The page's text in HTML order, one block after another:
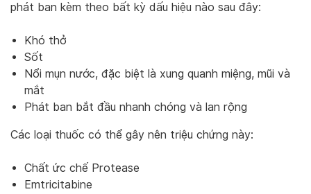
phát ban kèm theo bất kỳ dấu hiệu nào sau đây:
Khó thở
Sốt
Nổi mụn nước, đặc biệt là xung quanh miệng, mũi và
mắt
Phát ban bắt đầu nhanh chóng và lan rộng
Các loại thuốc có thể gây nên triệu chứng này:
Chất ức chế Protease
Emtricitabine